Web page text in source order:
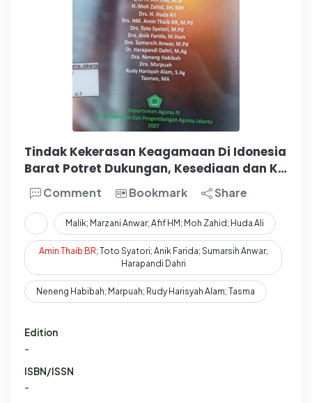
Tindak Kekerasan Keagamaan Di Idonesia
Barat Potret Dukungan, Kesediaan dan K…
Comment Bookmark Share
Malik; Marzani Anwar; Afif HM; Moh Zahid; Huda Ali
Amin Thaib BR; Toto Syatori; Anik Farida; Sumarsih Anwar;
Harapandi Dahri
Neneng Habibah; Marpuah; Rudy Harisyah Alam; Tasma
Edition
-
ISBN/ISSN
-